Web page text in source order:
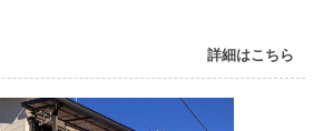
詳細はこちら